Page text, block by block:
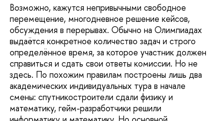
Возможно, кажутся непривычными свободное
перемещение, многодневное решение кейсов,
обсуждения в перерывах. Обычно на Олимпиадах
выдаётся конкретное количество задач и строго
определённое время, за которое участник должен
справиться и сдать свои ответы комиссии. Но не
здесь. По похожим правилам построены лишь два
академических индивидуальных тура в начале
смены: спутникостроители сдали физику и
математику, гейм-разработчики решили